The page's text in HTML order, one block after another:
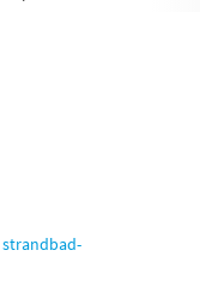
strandbad-